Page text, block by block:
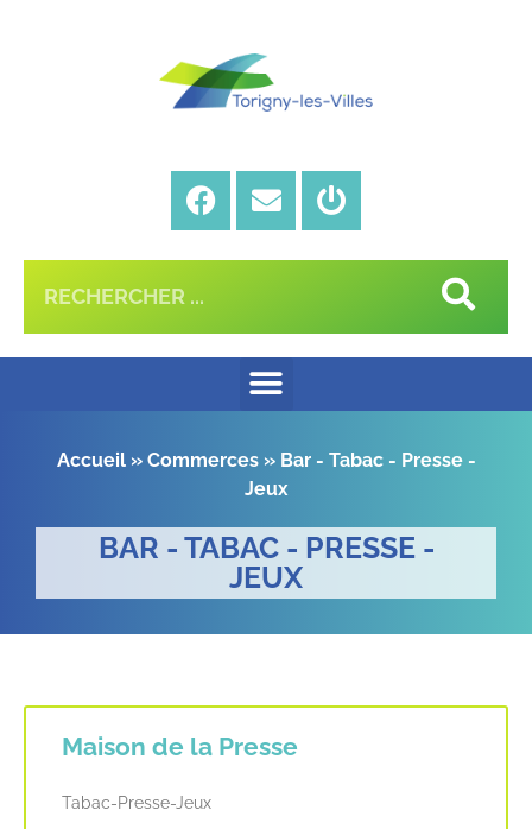
Accueil» Commerces» Bar - Tabac - Presse -
Jeux
BAR - TABAC - PRESSE -
JEUX
Maison de la Presse
Tabac-Presse-Jeux